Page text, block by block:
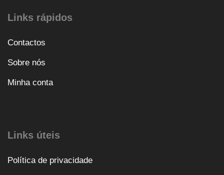
Links rápidos
Contactos
Sobre nós
Minha conta
Links úteis
Política de privacidade